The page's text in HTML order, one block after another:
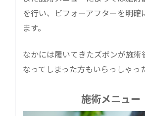
を行い、ビフォーアフターを明確
ます。
なかには履いてきたズボンが施術
なってしまった方もいらっしゃっ
施術メニュー